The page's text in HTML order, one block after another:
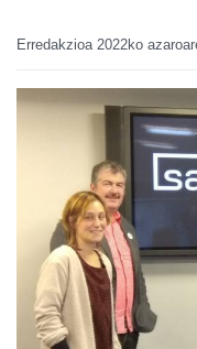
Erredakzioa 2022ko